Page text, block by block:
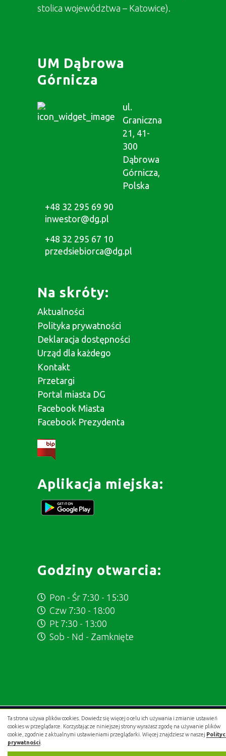
Ta strona używa plików cookies. Dowiedz się więcej o celu ich używania i zmianie ustawień
cookies w przeglądarce. Korzystając ze niniejszej strony wyrażasz zgodę na używanie plików
cookie, zgodnie z aktualnymi ustawieniami przeglądarki. Więcej znajdziesz w naszej
prywatności
stolica województwa – Katowice).
UM Dąbrowa
Górnicza
ul.
Graniczna
21, 41-
300
Dąbrowa
Górnicza,
Polska
+48 32 295 69 90
inwestor@dg.pl
+48 32 295 67 10
przedsiebiorca@dg.pl
Na skróty:
Aktualności
Polityka prywatności
Deklaracja dostępności
Urząd dla każdego
Kontakt
Przetargi
Portal miasta DG
Facebook Miasta
Facebook Prezydenta
Aplikacja miejska:
Godziny otwarcia:
Pon - Śr 7:30 - 15:30
Czw 7:30 - 18:00
Pt 7:30 - 13:00
Sob - Nd - Zamknięte
Projekt i wykonanie:.gold studio digital